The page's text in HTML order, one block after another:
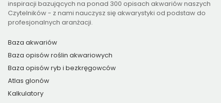
inspiracji bazujących na ponad 300 opisach akwariów naszych
Czytelników - z nami nauczysz się akwarystyki od podstaw do
profesjonalnych aranżacji.
Baza akwariów
Baza opisów roślin akwariowych
Baza opisów ryb i bezkręgowców
Atlas glonów
Kalkulatory